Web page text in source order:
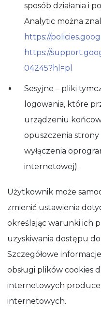
sposób działania i
Analytic można
https://
https://
04245?hl=pl
Sesyjne – pliki
logowania, które
urządzeniu
opuszczenia
wyłączenia
internetowej).
Użytkownik może
zmienić ustawienia
określając warunki ich
uzyskiwania dostępu
Szczegółowe
obsługi plików cookies
internetowych
internetowych.